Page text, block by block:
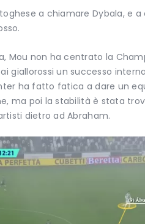
a chiamare Dybala, e
Mou non ha centrato la
giallorossi un successo
ha fatto fatica a dare un
ma poi la stabilità è stata
dietro ad Abraham.